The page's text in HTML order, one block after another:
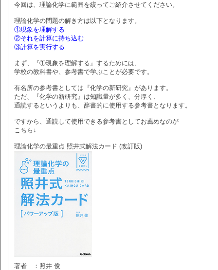
今回は、理論化学に範囲を絞ってご紹介させてください。
理論化学の問題の解き方は以下となります。
①現象を理解する
②それを計算に持ち込む
③計算を実行する
まず、『①現象を理解する』するためには、
学校の教科書や、参考書で学ぶことが必要です。
有名所の参考書としては『化学の新研究』があります。
ただ、『化学の新研究』は知識量が多く、分厚く、
通読するというよりも、辞書的に使用する参考書となります。
ですから、通読して使用できる参考書としてお薦めなのが
こちら↓
理論化学の最重点 照井式解法カード (改訂版)
著者 ：照井 俊